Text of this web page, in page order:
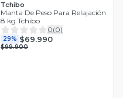
Tchibo
Manta De Peso Para Relajación
8 kg Tchibo
0(0)
29% $69.990
$99.900